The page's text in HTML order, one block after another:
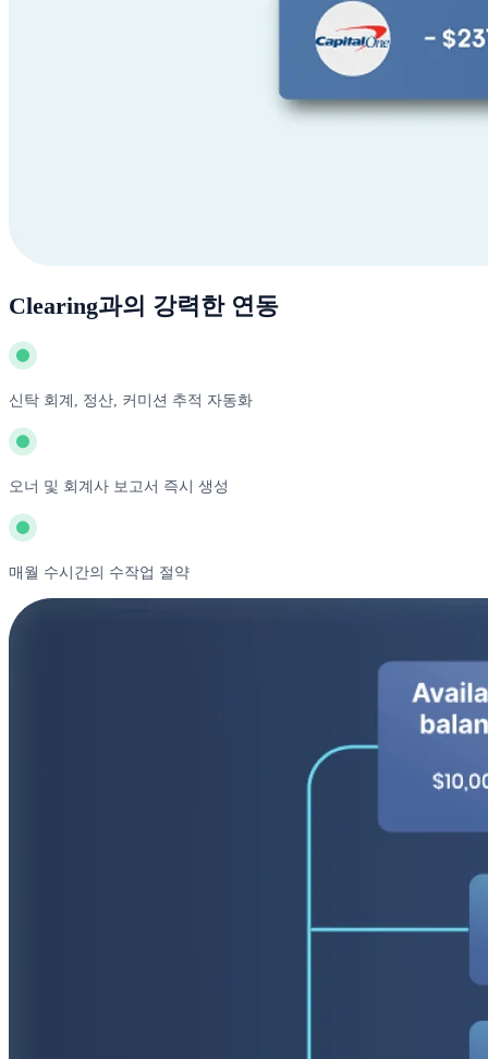
Clearing과의 강력한 연동
신탁 회계, 정산, 커미션 추적 자동화
오너 및 회계사 보고서 즉시 생성
매월 수시간의 수작업 절약